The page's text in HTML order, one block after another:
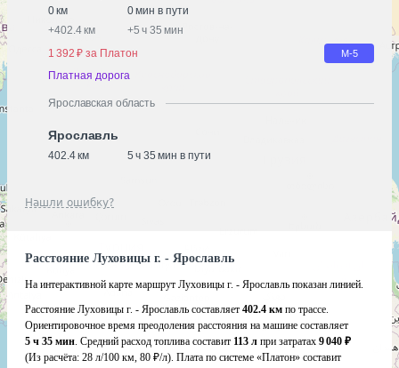
0 км
0 мин в пути
+402.4 км +5 ч 35 мин
1 392 ₽ за Платон
М-5
Платная дорога
Ярославская область
Ярославль
402.4 км 5 ч 35 мин в пути
Нашли ошибку?
Расстояние Луховицы г. - Ярославль
На интерактивной карте маршрут Луховицы г. - Ярославль показан линией.
Расстояние Луховицы г. - Ярославль составляет 402.4 км по трассе.
Ориентировочное время преодоления расстояния на машине составляет
5 ч 35 мин. Средний расход топлива составит 113 л при затратах 9 040 ₽
(Из расчёта: 28 л/100 км, 80 ₽/л). Плата по системе «Платон» составит